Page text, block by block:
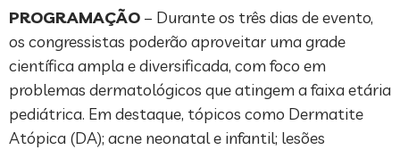
PROGRAMAÇÃO – Durante os três dias de evento,
os congressistas poderão aproveitar uma grade
científica ampla e diversificada, com foco em
problemas dermatológicos que atingem a faixa etária
pediátrica. Em destaque, tópicos como Dermatite
Atópica (DA); acne neonatal e infantil; lesões